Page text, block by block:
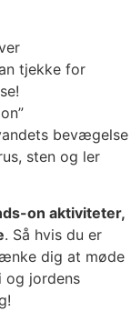
tjekke for
bevægelse
sten og ler
on aktiviteter,
. Så hvis du er
dig at møde
og jordens